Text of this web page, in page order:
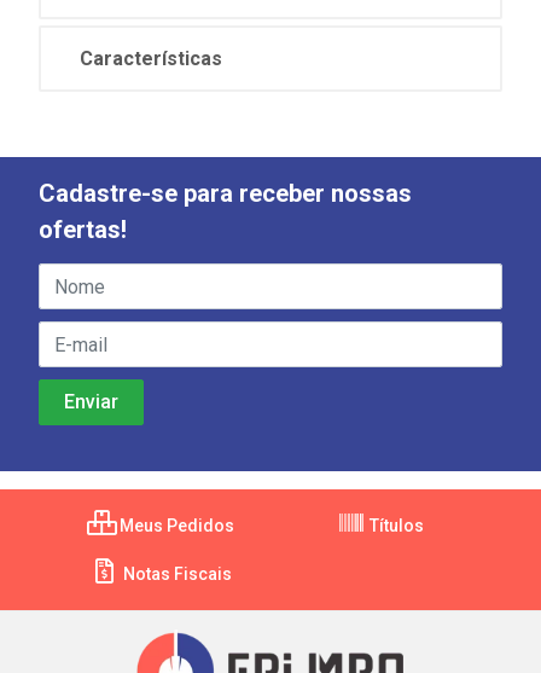
Características
Cadastre-se para receber nossas
ofertas!
Meus Pedidos Títulos
Notas Fiscais